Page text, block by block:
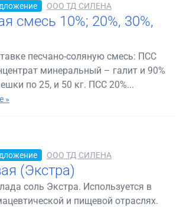
ООО ТД СИЛЕНА
смесь 10%; 20%, 30%,
песчано-соляную смесь: ПСС
минеральный – галит и 90%
по 25, и 50 кг. ПСС 20%...
»
ООО ТД СИЛЕНА
(Экстра)
соль Экстра. Используется в
и пищевой отраслях.